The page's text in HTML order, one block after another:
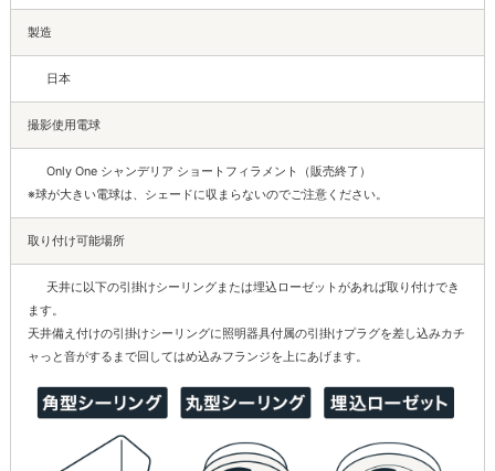
製造
日本
撮影使用電球
Only One シャンデリア ショートフィラメント（販売終了）
※球が大きい電球は、シェードに収まらないのでご注意ください。
取り付け可能場所
天井に以下の引掛けシーリングまたは埋込ローゼットがあれば取り付けでき
ます。
天井備え付けの引掛けシーリングに照明器具付属の引掛けプラグを差し込みカチ
ャっと音がするまで回してはめ込みフランジを上にあげます。